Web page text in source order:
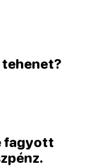
tehenet?
fagyott